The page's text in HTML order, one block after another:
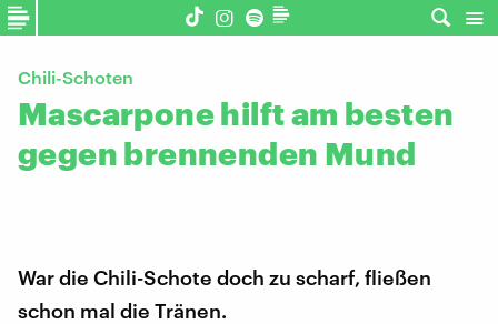
Chili-Schoten
Mascarpone hilft am besten
gegen brennenden Mund
War die Chili-Schote doch zu scharf, fließen
schon mal die Tränen.